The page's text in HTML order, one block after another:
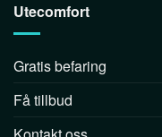
Utecomfort
Gratis befaring
Få tillbud